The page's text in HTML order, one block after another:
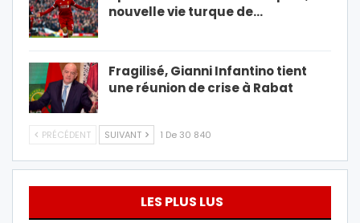
nouvelle vie turque de…
Fragilisé, Gianni Infantino tient
une réunion de crise à Rabat
PRÉCÉDENT SUIVANT 1 De 30 840
LES PLUS LUS